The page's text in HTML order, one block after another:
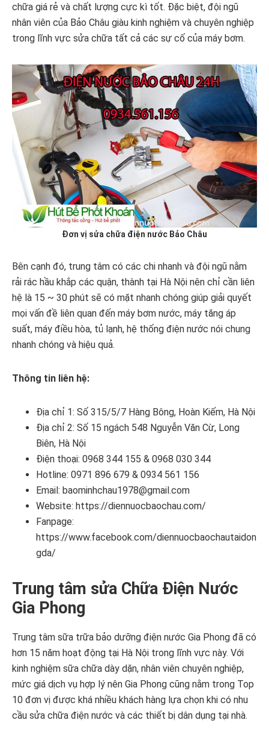
chữa giá rẻ và chất lượng cực kì tốt. Đặc biệt, đội ngũ
nhân viên của Bảo Châu giàu kinh nghiệm và chuyên nghiệp
trong lĩnh vực sửa chữa tất cả các sự cố của máy bơm.
Đơn vị sửa chữa điện nước Bảo Châu
Bên cạnh đó, trung tâm có các chi nhanh và đội ngũ nằm
rải rác hầu khắp các quận, thành tại Hà Nội nên chỉ cần liên
hệ là 15 ~ 30 phút sẽ có mặt nhanh chóng giúp giải quyết
mọi vấn đề liên quan đến máy bơm nước, máy tăng áp
suất, máy điều hòa, tủ lạnh, hệ thống điện nước nói chung
nhanh chóng và hiệu quả.
Thông tin liên hệ:
Địa chỉ 1: Số 315/5/7 Hàng Bông, Hoàn Kiếm, Hà Nội
Địa chỉ 2: Số 15 ngách 548 Nguyễn Văn Cừ, Long
Biên, Hà Nội
Điện thoại: 0968 344 155 & 0968 030 344
Hotline: 0971 896 679 & 0934 561 156
Email: baominhchau1978@gmail.com
Website: https://diennuocbaochau.com/
Fanpage:
https://www.facebook.com/diennuocbaochautaidon
gda/
Trung tâm sửa Chữa Điện Nước
Gia Phong
Trung tâm sữa trữa bảo dưỡng điện nước Gia Phong đã có
hơn 15 năm hoạt động tại Hà Nội trong lĩnh vực này. Với
kinh nghiệm sữa chữa dày dặn, nhân viên chuyên nghiệp,
mức giá dịch vụ hợp lý nên Gia Phong cũng nằm trong Top
10 đơn vị được khá nhiều khách hàng lựa chọn khi có nhu
cầu sửa chữa điện nước và các thiết bị dân dụng tại nhà.